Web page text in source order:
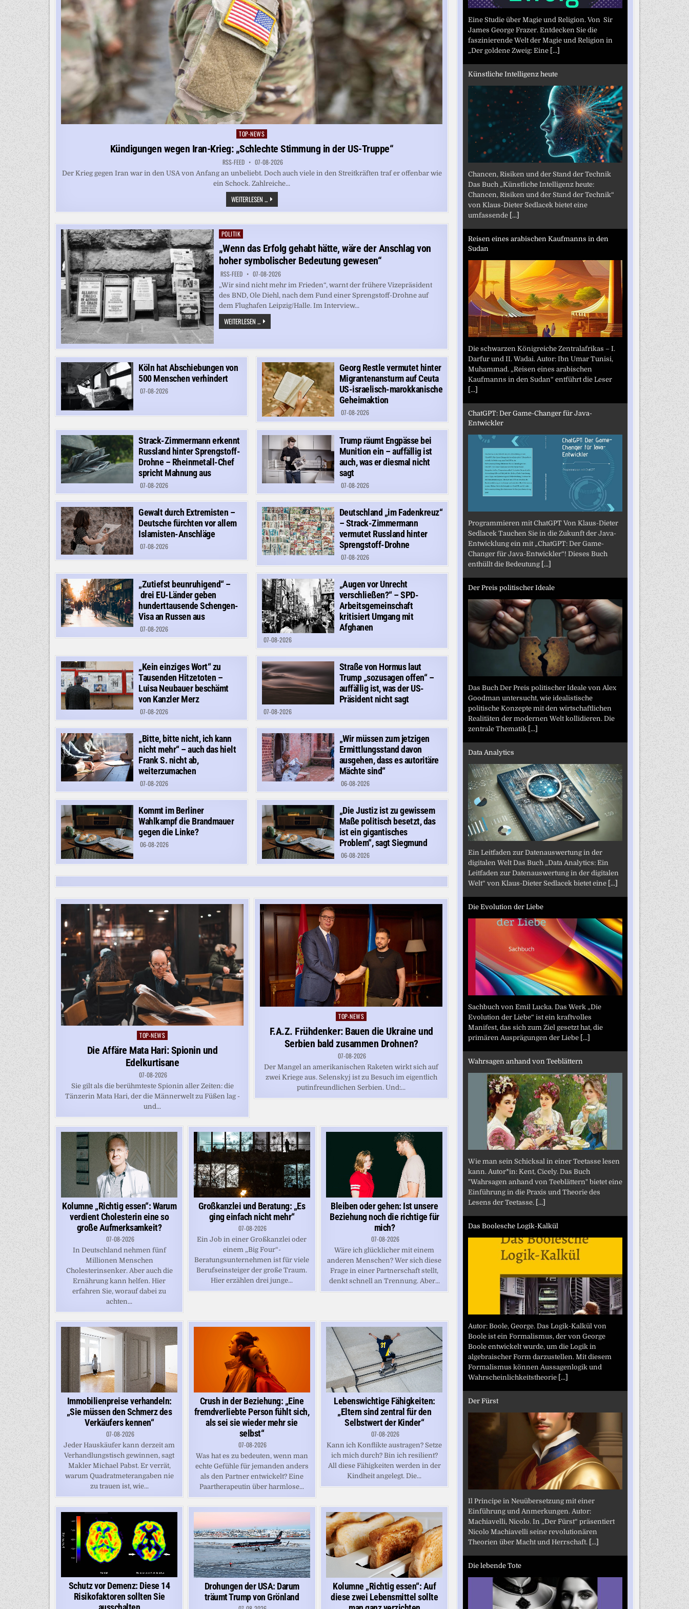
Posted
in
TOP-NEWS
Kündigungen wegen Iran-Krieg: „Schlechte Stimmung in der US-Truppe“
RSS-FEED 07-08-2026
Der Krieg gegen Iran war in den USA von Anfang an unbeliebt. Doch auch viele in den Streitkräften traf er offenbar wie
ein Schock. Zahlreiche...
WEITERLESEN ... KÜNDIGUNGEN
WEGEN
IRAN-
„SCHLECHTE
DER
US-
TRUPPE“
Posted
in
POLITIK
„Wenn das Erfolg gehabt hätte, wäre der Anschlag von
hoher symbolischer Bedeutung gewesen“
RSS-FEED 07-08-2026
„Wir sind nicht mehr im Frieden“, warnt der frühere Vizepräsident
des BND, Ole Diehl, nach dem Fund einer Sprengstoff-Drohne auf
dem Flughafen Leipzig/Halle. Im Interview...
WEITERLESEN ... „WENN
DAS
HÄTTE,
DER
ANSCHLAG
VON
HOHER
SYMBOLISCHER
BEDEUTUNG
GEWESEN“
Köln hat Abschiebungen von
500 Menschen verhindert
07-08-2026
Georg Restle vermutet hinter
Migrantenansturm auf Ceuta
US-israelisch-marokkanische
Geheimaktion
07-08-2026
Strack-Zimmermann erkennt
Russland hinter Sprengstoff-
Drohne – Rheinmetall-Chef
spricht Mahnung aus
07-08-2026
Trump räumt Engpässe bei
Munition ein – auffällig ist
auch, was er diesmal nicht
sagt
07-08-2026
Gewalt durch Extremisten –
Deutsche fürchten vor allem
Islamisten-Anschläge
07-08-2026
Deutschland „im Fadenkreuz“
– Strack-Zimmermann
vermutet Russland hinter
Sprengstoff-Drohne
07-08-2026
„Zutiefst beunruhigend“ –
drei EU-Länder geben
hunderttausende Schengen-
Visa an Russen aus
07-08-2026
„Augen vor Unrecht
verschließen?“ – SPD-
Arbeitsgemeinschaft
kritisiert Umgang mit
Afghanen
07-08-2026
„Kein einziges Wort“ zu
Tausenden Hitzetoten –
Luisa Neubauer beschämt
von Kanzler Merz
07-08-2026
Straße von Hormus laut
Trump „sozusagen offen“ –
auffällig ist, was der US-
Präsident nicht sagt
07-08-2026
„Bitte, bitte nicht, ich kann
nicht mehr“ – auch das hielt
Frank S. nicht ab,
weiterzumachen
07-08-2026
„Wir müssen zum jetzigen
Ermittlungsstand davon
ausgehen, dass es autoritäre
Mächte sind“
06-08-2026
Kommt im Berliner
Wahlkampf die Brandmauer
gegen die Linke?
06-08-2026
„Die Justiz ist zu gewissem
Maße politisch besetzt, das
ist ein gigantisches
Problem“, sagt Siegmund
06-08-2026
Posted
in
TOP-NEWS
Die Affäre Mata Hari: Spionin und
Edelkurtisane
07-08-2026
Sie gilt als die berühmteste Spionin aller Zeiten: die
Tänzerin Mata Hari, der die Männerwelt zu Füßen lag -
und...
Posted
TOP-NEWS
F.A.Z. Frühdenker: Bauen die Ukraine und
Serbien bald zusammen Drohnen?
07-08-2026
Der Mangel an amerikanischen Raketen wirkt sich auf
zwei Kriege aus. Selenskyj ist zu Besuch im eigentlich
putinfreundlichen Serbien. Und:...
Kolumne „Richtig essen“: Warum
verdient Cholesterin eine so
große Aufmerksamkeit?
07-08-2026
In Deutschland nehmen fünf
Millionen Menschen
Cholesterinsenker. Aber auch die
Ernährung kann helfen. Hier
erfahren Sie, worauf dabei zu
achten...
Großkanzlei und Beratung: „Es
ging einfach nicht mehr“
07-08-2026
Ein Job in einer Großkanzlei oder
einem „Big Four“-
Beratungsunternehmen ist für viele
Berufseinsteiger der große Traum.
Hier erzählen drei junge...
Bleiben oder gehen: Ist unsere
Beziehung noch die richtige für
mich?
07-08-2026
Wäre ich glücklicher mit einem
anderen Menschen? Wer sich diese
Frage in einer Partnerschaft stellt,
denkt schnell an Trennung. Aber...
Immobilienpreise verhandeln:
„Sie müssen den Schmerz des
Verkäufers kennen“
07-08-2026
Jeder Hauskäufer kann derzeit am
Verhandlungstisch gewinnen, sagt
Makler Michael Pabst. Er verrät,
warum Quadratmeterangaben nie
zu trauen ist, wie...
Crush in der Beziehung: „Eine
fremdverliebte Person fühlt sich,
als sei sie wieder mehr sie
selbst“
07-08-2026
Was hat es zu bedeuten, wenn man
echte Gefühle für jemanden anders
als den Partner entwickelt? Eine
Paartherapeutin über harmlose...
Lebenswichtige Fähigkeiten:
„Eltern sind zentral für den
Selbstwert der Kinder“
07-08-2026
Kann ich Konflikte austragen? Setze
ich mich durch? Bin ich resilient?
All diese Fähigkeiten werden in der
Kindheit angelegt. Die...
Schutz vor Demenz: Diese 14
Risikofaktoren sollten Sie
Drohungen der USA: Darum
träumt Trump von Grönland
Kolumne „Richtig essen“: Auf
diese zwei Lebensmittel sollte
Eine Studie über Magie und Religion. Von Sir
James George Frazer. Entdecken Sie die
faszinierende Welt der Magie und Religion in
„Der goldene Zweig: Eine [...]
Künstliche Intelligenz heute
Chancen, Risiken und der Stand der Technik
Das Buch „Künstliche Intelligenz heute:
Chancen, Risiken und der Stand der Technik“
von Klaus-Dieter Sedlacek bietet eine
umfassende [...]
Reisen eines arabischen Kaufmanns in den
Sudan
Die schwarzen Königreiche Zentralafrikas – I.
Darfur und II. Wadai. Autor: Ibn Umar Tunisi,
Muhammad. „Reisen eines arabischen
Kaufmanns in den Sudan“ entführt die Leser
[...]
ChatGPT: Der Game-Changer für Java-
Entwickler
Programmieren mit ChatGPT Von Klaus-Dieter
Sedlacek Tauchen Sie in die Zukunft der Java-
Entwicklung ein mit „ChatGPT: Der Game-
Changer für Java-Entwickler“! Dieses Buch
enthüllt die Bedeutung [...]
Der Preis politischer Ideale
Das Buch Der Preis politischer Ideale von Alex
Goodman untersucht, wie idealistische
politische Konzepte mit den wirtschaftlichen
Realitäten der modernen Welt kollidieren. Die
zentrale Thematik [...]
Data Analytics
Ein Leitfaden zur Datenauswertung in der
digitalen Welt Das Buch „Data Analytics: Ein
Leitfaden zur Datenauswertung in der digitalen
Welt“ von Klaus-Dieter Sedlacek bietet eine [...]
Die Evolution der Liebe
Sachbuch von Emil Lucka. Das Werk „Die
Evolution der Liebe“ ist ein kraftvolles
Manifest, das sich zum Ziel gesetzt hat, die
primären Ausprägungen der Liebe [...]
Wahrsagen anhand von Teeblättern
Wie man sein Schicksal in einer Teetasse lesen
kann. Autor*in: Kent, Cicely. Das Buch
"Wahrsagen anhand von Teeblättern" bietet eine
Einführung in die Praxis und Theorie des
Lesens der Teetasse. [...]
Das Boolesche Logik-Kalkül
Autor: Boole, George. Das Logik-Kalkül von
Boole ist ein Formalismus, der von George
Boole entwickelt wurde, um die Logik in
algebraischer Form darzustellen. Mit diesem
Formalismus können Aussagenlogik und
Wahrscheinlichkeitstheorie [...]
Der Fürst
Il Principe in Neuübersetzung mit einer
Einführung und Anmerkungen. Autor:
Machiavelli, Nicolo. In „Der Fürst“ präsentiert
Nicolo Machiavelli seine revolutionären
Theorien über Macht und Herrschaft. [...]
Die lebende Tote